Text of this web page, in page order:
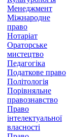
Менеджмент
Міжнародне
право
Нотаріат
Ораторське
мистецтво
Педагогіка
Податкове право
Політологія
Порівняльне
правознавство
Право
інтелектуальної
власності